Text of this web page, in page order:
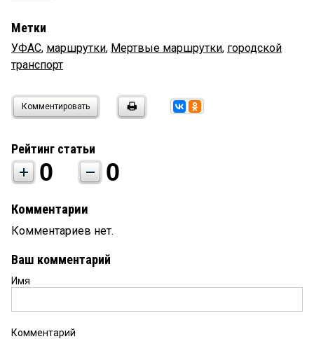
Метки
УФАС, маршрутки, Мертвые маршрутки, городской
транспорт
Комментировать
Рейтинг статьи
0 0
Комментарии
Комментариев нет.
Ваш комментарий
Имя
Комментарий